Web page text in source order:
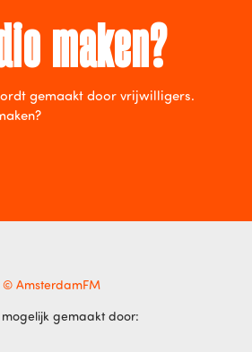
maken?
gemaakt door vrijwilligers.
© AmsterdamFM
gemaakt door: